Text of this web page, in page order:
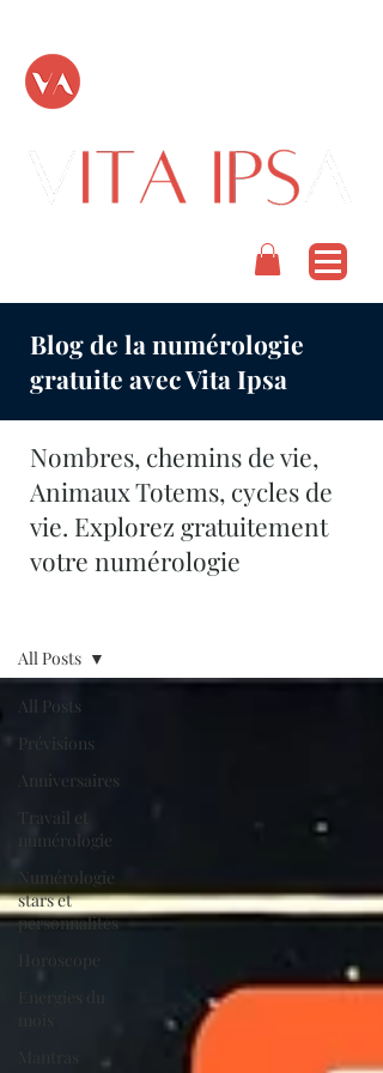
Blog de la numérologie
gratuite avec Vita Ipsa
Nombres, chemins de vie,
Animaux Totems, cycles de
vie. Explorez gratuitement
votre numérologie
All Posts
Prévisions
Anniversaires
Travail et
numérologie
Numérologie
stars et
personnalités
Horoscope
Energies du
All Posts